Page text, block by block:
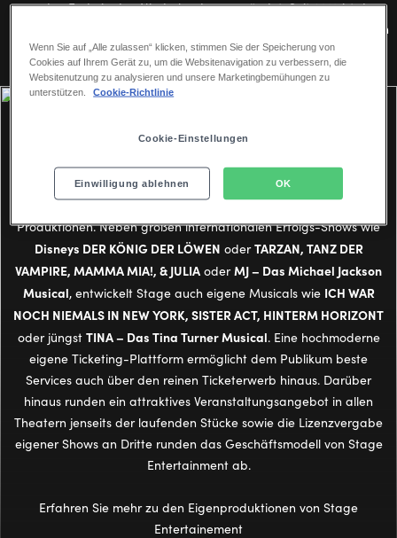
van den Ende in den Niederlanden gegründet. Seit 2018 ist das
US-amerikanische Medienunternehmen ADVANCE Eigentümer von
Stage Entertainment.
PORTFOLIO UND EIGENENTWICKLUNGEN
Stage verfügt international über ein Portfolio von rund 70
Produktionen. Neben großen internationalen Erfolgs-Shows wie
Disneys DER KÖNIG DER LÖWEN oderTARZAN, TANZ DER
VAMPIRE, MAMMA MIA!, & JULIA oderMJ – Das Michael Jackson
Musical, entwickelt Stage auch eigene Musicals wie ICH WAR
NOCH NIEMALS IN NEW YORK, SISTER ACT, HINTERM HORIZONT
oder jüngst TINA – Das Tina Turner Musical. Eine hochmoderne
eigene Ticketing-Plattform ermöglicht dem Publikum beste
Services auch über den reinen Ticketerwerb hinaus. Darüber
hinaus runden ein attraktives Veranstaltungsangebot in allen
Theatern jenseits der laufenden Stücke sowie die Lizenzvergabe
eigener Shows an Dritte runden das Geschäftsmodell von Stage
Entertainment ab.
Erfahren Sie mehr zu den Eigenproduktionen von Stage
Entertainement
Wenn Sie auf „Alle zulassen“ klicken, stimmen Sie der Speicherung von
Cookies auf Ihrem Gerät zu, um die Websitenavigation zu verbessern, die
Websitenutzung zu analysieren und unsere Marketingbemühungen zu
unterstützen.
Cookie-Richtlinie
Cookie-Einstellungen
Einwilligung ablehnen OK